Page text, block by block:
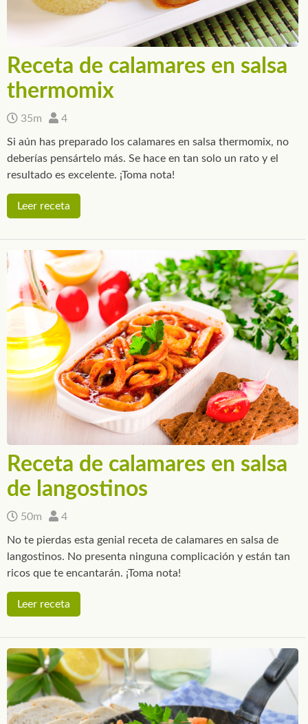
Receta de calamares en salsa
thermomix
35m 4
Si aún has preparado los calamares en salsa thermomix, no
deberías pensártelo más. Se hace en tan solo un rato y el
resultado es excelente. ¡Toma nota!
Leer receta
Receta de calamares en salsa
de langostinos
50m 4
No te pierdas esta genial receta de calamares en salsa de
langostinos. No presenta ninguna complicación y están tan
ricos que te encantarán. ¡Toma nota!
Leer receta